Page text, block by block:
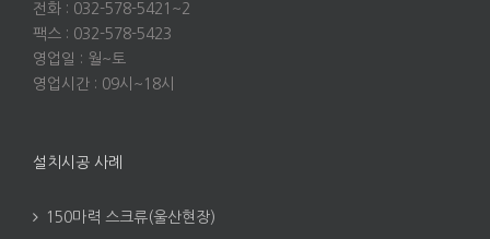
전화 : 032-578-5421~2
팩스 : 032-578-5423
영업일 : 월~토
영업시간 : 09시~18시
설치시공 사례
150마력 스크류(울산현장)